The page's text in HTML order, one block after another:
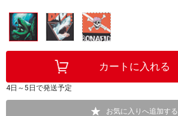
4日～5日で発送予定
お気に入りへ追加する